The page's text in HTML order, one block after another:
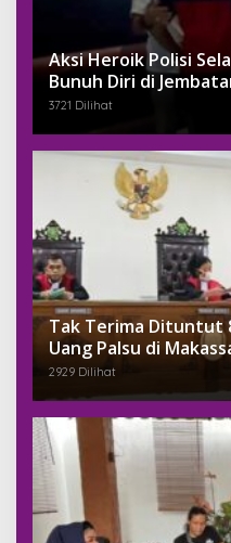
Aksi Heroik Polisi
Bunuh Diri di
3721 Dilihat
Tak Terima Dituntut
Uang Palsu di
Jaksa Dengan Miliaran
2929 Dilihat